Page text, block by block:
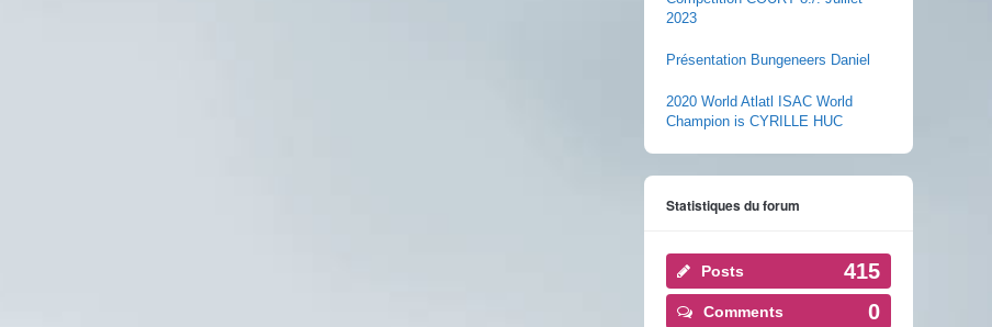
2023
Présentation Bungeneers Daniel
2020 World Atlatl ISAC World
Champion is CYRILLE HUC
Statistiques du forum
Posts 415
Comments 0